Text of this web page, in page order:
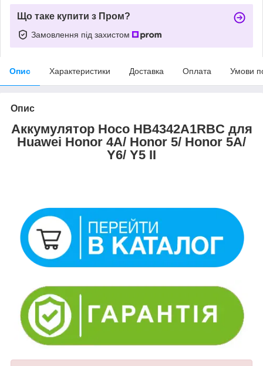
Що таке купити з Пром?
Замовлення під захистом
Опис Характеристики Доставка Оплата Умови
Опис
Аккумулятор Hoco HB4342A1RBC для
Huawei Honor 4A/ Honor 5/ Honor 5A/
Y6/ Y5 II